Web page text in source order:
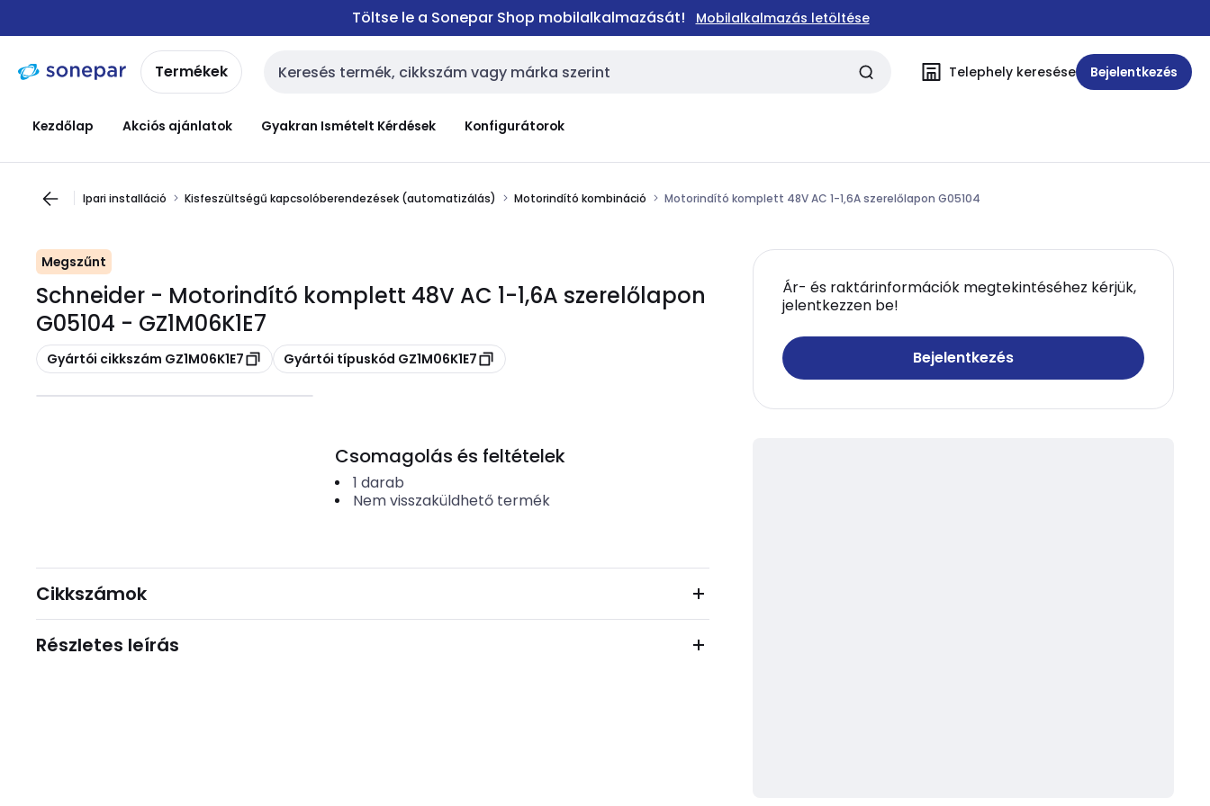
navigációhoztartalomra
Töltse le a Sonepar Shop mobilalkalmazását! Mobilalkalmazás letöltése
Termékek Keresési bemenet Telephely keresése Bejelentkezés
Kezdőlap Akciós ajánlatok Gyakran Ismételt Kérdések Konfigurátorok
Ipari installáció Kisfeszültségű kapcsolóberendezések (automatizálás) Motorindító kombináció Motorindító komplett 48V AC 1-1,6A szerelőlapon G05104
Megszűnt
Schneider - Motorindító komplett 48V AC 1-1,6A szerelőlapon
G05104 - GZ1M06K1E7
Másolás
Gyártói cikkszám GZ1M06K1E7 Másolás
Gyártói típuskód GZ1M06K1E7
Ár- és raktárinformációk megtekintéséhez kérjük,
jelentkezzen be!
Bejelentkezés
Csomagolás és feltételek
1 darab
Nem visszaküldhető termék
Cikkszámok
Részletes leírás